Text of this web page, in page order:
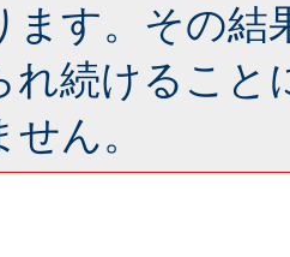
ます。その結
れ続けること
ん。